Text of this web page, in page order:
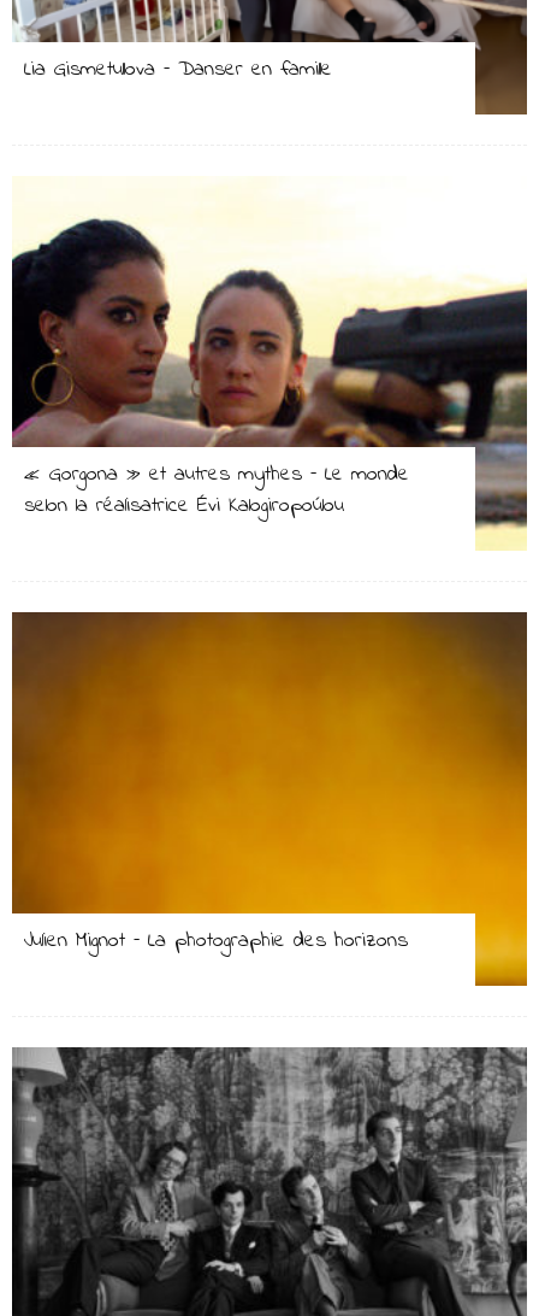
Lia Gismetullova – Danser en famille
« Gorgona » et autres mythes – Le monde
selon la réalisatrice Évi Kalogiropoúlou
Julien Mignot – La photographie des horizons